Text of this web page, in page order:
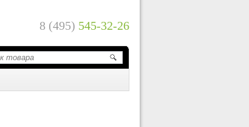
8 (495) 545-32-26